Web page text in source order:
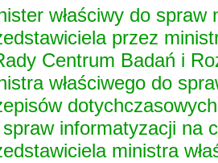
właściwy do
przez
Centrum Badań i
właściwego do
informatyzacji na
ministra